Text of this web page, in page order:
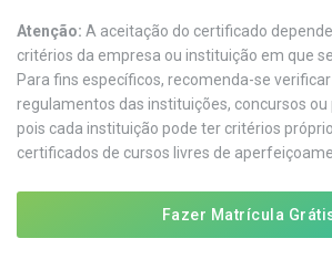
Atenção: A aceitação do certificado
critérios da empresa ou instituição em que
Para fins específicos, recomenda-se
regulamentos das instituições, concursos ou
pois cada instituição pode ter critérios
certificados de cursos livres de
Fazer Matrícula